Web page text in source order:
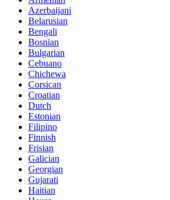
Azerbaijani
Belarusian
Bengali
Bosnian
Bulgarian
Cebuano
Chichewa
Corsican
Croatian
Dutch
Estonian
Filipino
Finnish
Frisian
Galician
Georgian
Gujarati
Haitian